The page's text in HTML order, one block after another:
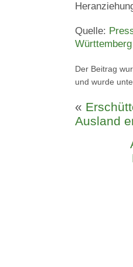
Quelle:
Der Beitrag
und wurde
«
Ausland